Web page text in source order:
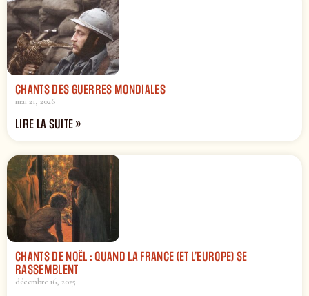
CHANTS DES GUERRES MONDIALES
mai 21, 2026
LIRE LA SUITE »
CHANTS DE NOËL : QUAND LA FRANCE (ET L’EUROPE) SE
RASSEMBLENT
décembre 16, 2025